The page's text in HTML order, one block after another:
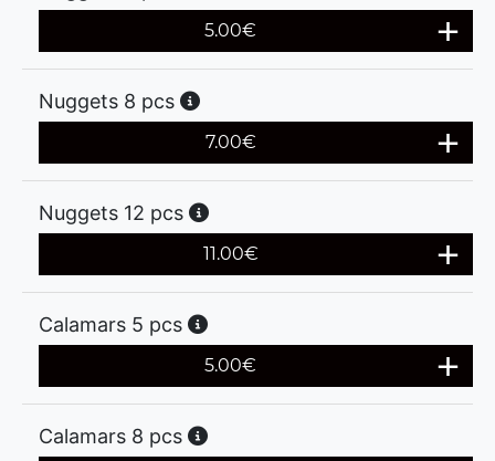
5.00€
Nuggets 8 pcs
7.00€
Nuggets 12 pcs
11.00€
Calamars 5 pcs
5.00€
Calamars 8 pcs